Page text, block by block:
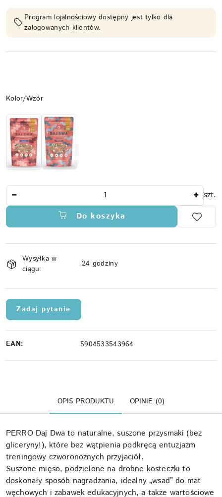
Program lojalnościowy dostępny jest tylko dla
zalogowanych klientów.
Wariant
Kolor/Wzór
szt.
Do koszyka
i
dostawa
Wysyłka w
ciągu:
24 godziny
Zadaj pytanie
EAN: 5904533543964
OPIS PRODUKTU OPINIE (0)
PERRO Daj Dwa to naturalne, suszone przysmaki (bez
gliceryny!), które bez wątpienia podkręcą entuzjazm
treningowy czworonożnych przyjaciół.
Suszone mięso, podzielone na drobne kosteczki to
doskonały sposób nagradzania, idealny „wsad” do mat
węchowych i zabawek edukacyjnych, a także wartościowe